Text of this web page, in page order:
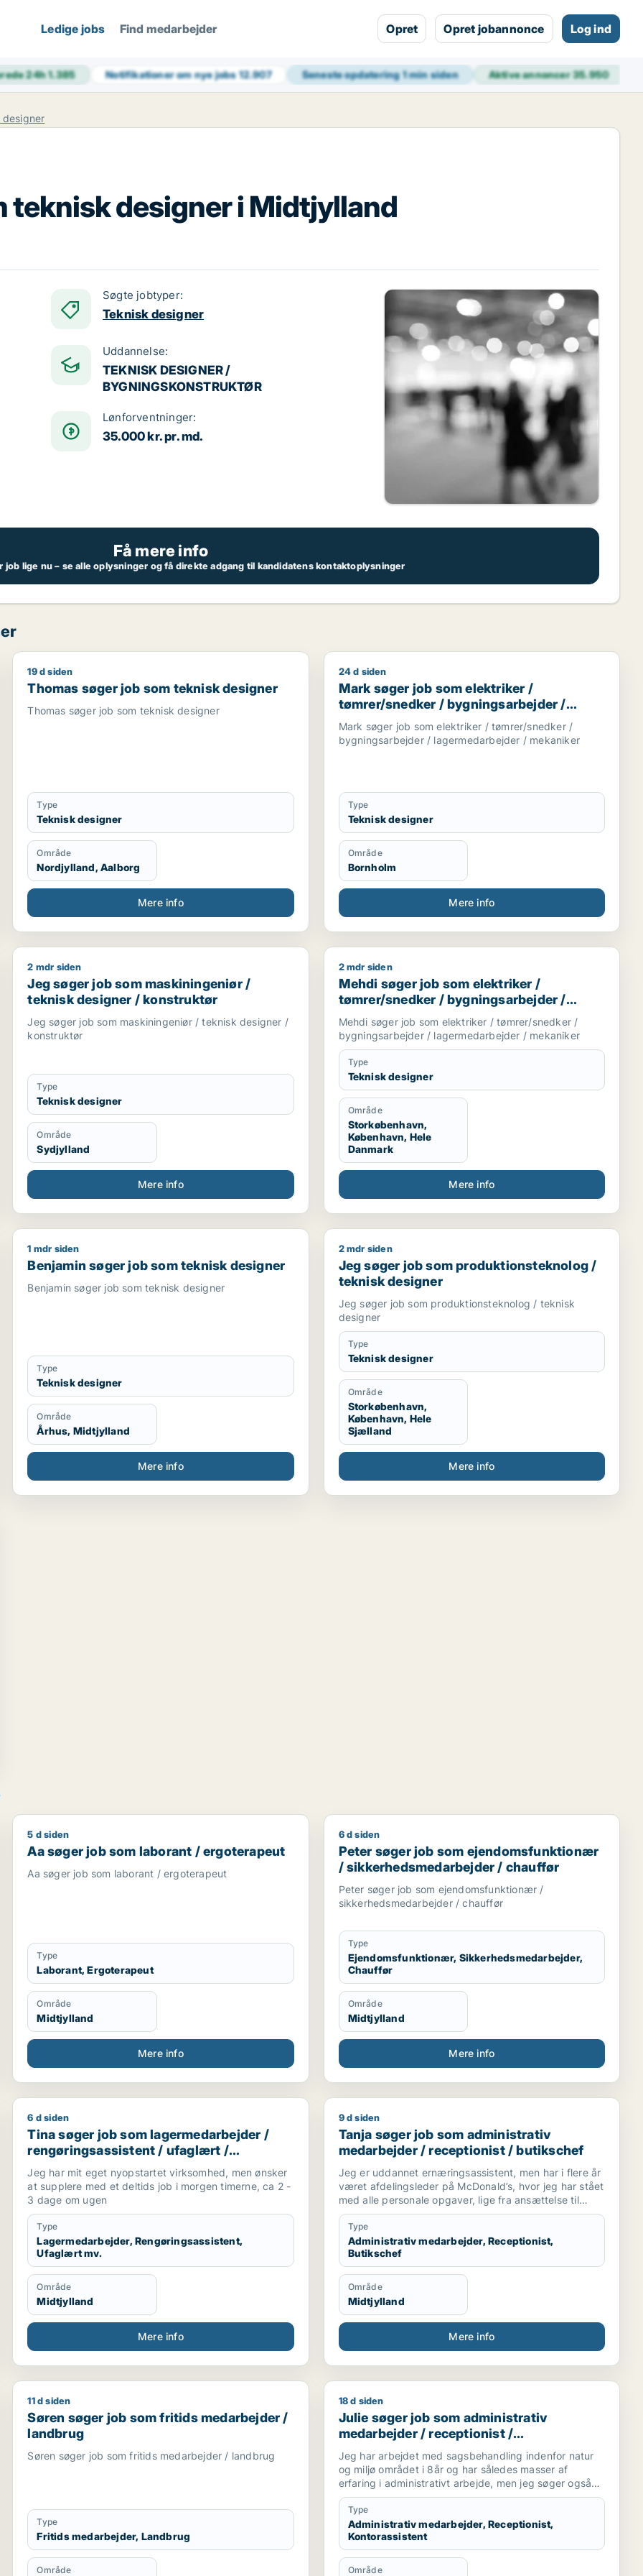
Ledige jobs Find medarbejder Opret Opret jobannonce Log ind
24h1.385 Notifikationer om nye jobs12.907 Seneste opdatering1 min siden Aktive annoncer35.950
designer
teknisk designer i Midtjylland
Søgte jobtyper:
Teknisk designer
Uddannelse:
TEKNISK DESIGNER /
BYGNINGSKONSTRUKTØR
Lønforventninger:
35.000 kr. pr. md.
Få mere info
job lige nu – se alle oplysninger og få direkte adgang til kandidatens kontaktoplysninger
/ indkøber / receptionist / maskintekniker
Thomas søger job som teknisk designer
19 d siden
Thomas søger job som teknisk designer
Thomas søger job som teknisk designer
Type
Teknisk designer
Område
Nordjylland, Aalborg
Mere info
Mark søger job som elektriker / tømrer/snedker /
24 d siden
Mark søger job som elektriker /
tømrer/snedker / bygningsarbejder /
lagermedarbejder / mekaniker
Mark søger job som elektriker / tømrer/snedker /
bygningsarbejder / lagermedarbejder / mekaniker
Type
Teknisk designer
Område
Bornholm
Mere info
Jeg søger job som maskiningeniør / teknisk designer / konstruktør
2 mdr siden
Jeg søger job som maskiningeniør /
teknisk designer / konstruktør
Jeg søger job som maskiningeniør / teknisk designer /
konstruktør
Type
Teknisk designer
Område
Sydjylland
Mere info
Mehdi søger job som elektriker / tømrer/snedker /
2 mdr siden
Mehdi søger job som elektriker /
tømrer/snedker / bygningsarbejder /
lagermedarbejder / mekaniker
Mehdi søger job som elektriker / tømrer/snedker /
bygningsarbejder / lagermedarbejder / mekaniker
Type
Teknisk designer
Område
Storkøbenhavn,
København, Hele
Danmark
Mere info
Benjamin søger job som teknisk designer
1 mdr siden
Benjamin søger job som teknisk designer
Benjamin søger job som teknisk designer
Type
Teknisk designer
Område
Århus, Midtjylland
Mere info
Jeg søger job som produktionsteknolog / teknisk
2 mdr siden
Jeg søger job som produktionsteknolog /
teknisk designer
Jeg søger job som produktionsteknolog / teknisk
designer
Type
Teknisk designer
Område
Storkøbenhavn,
København, Hele
Sjælland
Mere info
/ teknisk designer / konstruktør
/ supply chain management / pr-konsulent
Aa søger job som laborant / ergoterapeut
5 d siden
Aa søger job som laborant / ergoterapeut
Aa søger job som laborant / ergoterapeut
Type
Laborant, Ergoterapeut
Område
Midtjylland
Mere info
Peter søger job som ejendomsfunktionær /
6 d siden
Peter søger job som ejendomsfunktionær
/ sikkerhedsmedarbejder / chauffør
Peter søger job som ejendomsfunktionær /
sikkerhedsmedarbejder / chauffør
Type
Ejendomsfunktionær, Sikkerhedsmedarbejder,
Chauffør
Område
Midtjylland
Mere info
/ ufaglært / transport / kundeservicemedarbejder
Tina søger job som lagermedarbejder / rengøringsassistent / ufaglært / kontorassistent /
6 d siden
Tina søger job som lagermedarbejder /
rengøringsassistent / ufaglært /
kontorassistent /
kundeservicemedarbejder
Jeg har mit eget nyopstartet virksomhed, men ønsker
at supplere med et deltids job i morgen timerne, ca 2 -
3 dage om ugen
Type
Lagermedarbejder, Rengøringsassistent,
Ufaglært mv.
Område
Midtjylland
Mere info
Tanja søger job som administrativ medarbejder /
9 d siden
Tanja søger job som administrativ
medarbejder / receptionist / butikschef
Jeg er uddannet ernæringsassistent, men har i flere år
været afdelingsleder på McDonald’s, hvor jeg har stået
med alle personale opgaver, lige fra ansættelse til
vagtplanlægning. Jeg kunne godt tænke mig via
erfaring at fortsætte med at arbejde på kontor,
planlægge og have med mennesker at gøre
Type
Administrativ medarbejder, Receptionist,
Butikschef
Område
Midtjylland
Mere info
/ ufaglært / landbrug
Søren søger job som fritids medarbejder / landbrug
11 d siden
Søren søger job som fritids medarbejder /
landbrug
Søren søger job som fritids medarbejder / landbrug
Type
Fritids medarbejder, Landbrug
Område
Julie søger job som administrativ medarbejder /
18 d siden
Julie søger job som administrativ
medarbejder / receptionist /
kontorassistent
Jeg har arbejdet med sagsbehandling indenfor natur
og miljø området i 8år og har således masser af
erfaring i administrativt arbejde, men jeg søger også
alm. kontormedarbejder stillinger bredt. Men da jeg er
fleksjobber må jeg max arbejde i 18 timer pr. uge.
Jeg har en kompetanceprofil, hvor kan jeg vedhæfte
den.
Type
Administrativ medarbejder, Receptionist,
Kontorassistent
Område